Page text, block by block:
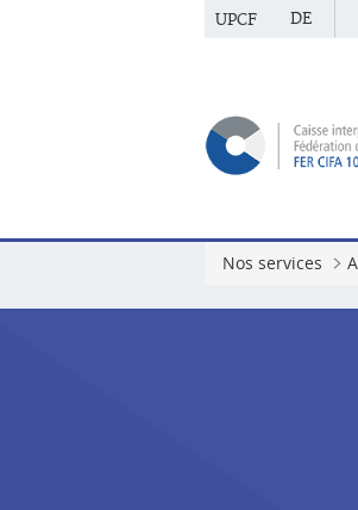
UPCF DE
Nos services